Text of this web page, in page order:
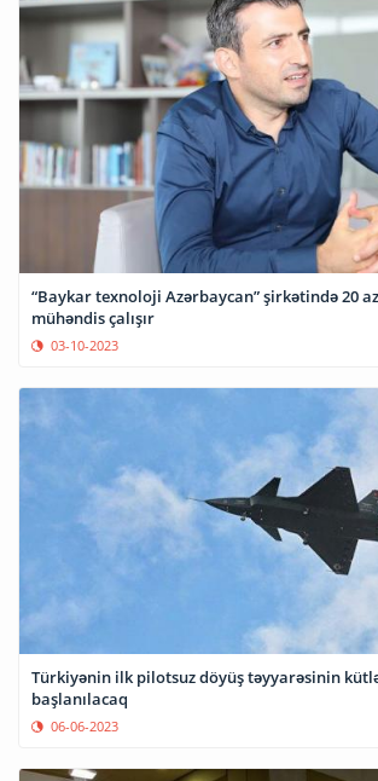
“Baykar texnoloji Azərbaycan” şirkətində 20
mühəndis çalışır
03-10-2023
Türkiyənin ilk pilotsuz döyüş təyyarəsinin
başlanılacaq
06-06-2023